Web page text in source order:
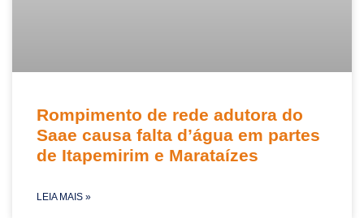
Rompimento de rede adutora do
Saae causa falta d’água em partes
de Itapemirim e Marataízes
LEIA MAIS »